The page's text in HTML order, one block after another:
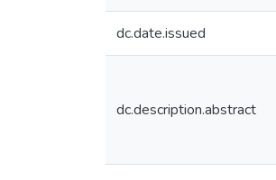
dc.date.issued
dc.description.abstract